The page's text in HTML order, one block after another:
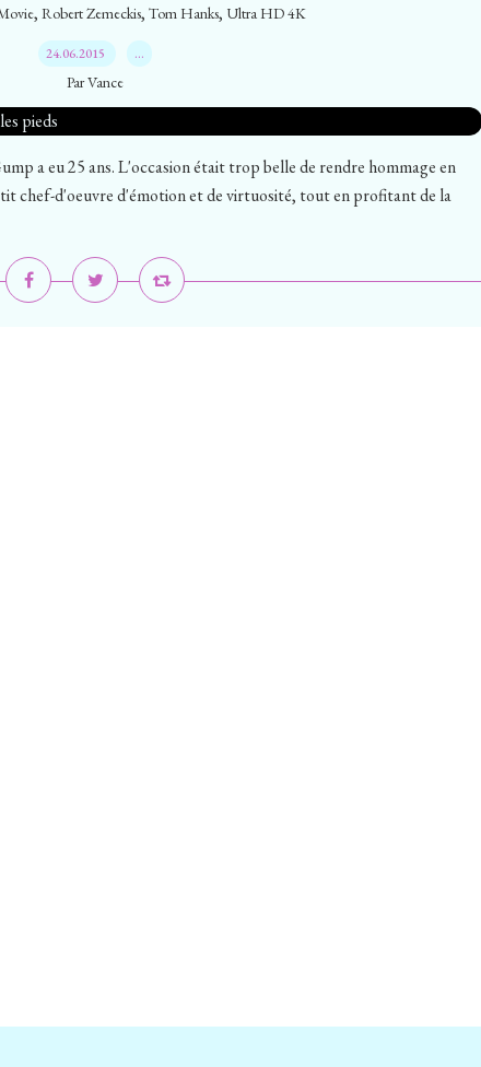
, Robert Zemeckis, Tom Hanks, Ultra HD 4K
24.06.2015 …
Par Vance
a eu 25 ans. L'occasion était trop belle de rendre hommage en
chef-d'oeuvre d'émotion et de virtuosité, tout en profitant de la